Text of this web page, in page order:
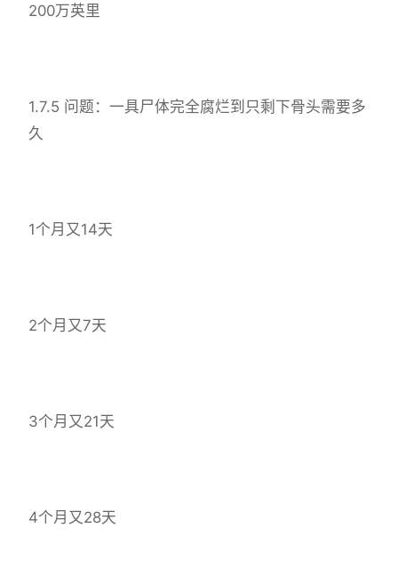
200万英里
1.7.5 问题：一具尸体完全腐烂到只剩下骨头需要多
久
1个月又14天
2个月又7天
3个月又21天
4个月又28天